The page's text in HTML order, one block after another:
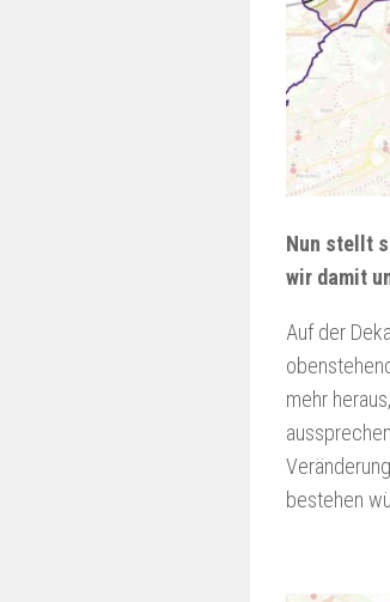
Nun stellt
wir damit
Auf der
mehr
bestehen